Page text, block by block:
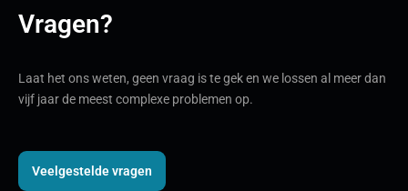
Vragen?
Laat het ons weten, geen vraag is te gek en we lossen al meer dan
vijf jaar de meest complexe problemen op.
Veelgestelde vragen